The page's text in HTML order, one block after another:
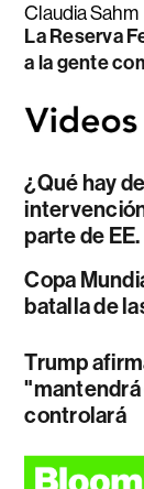
Claudia Sahm
La Reserva
a la gente
¿Qué hay
parte de
Copa
batalla de
Trump
controlará